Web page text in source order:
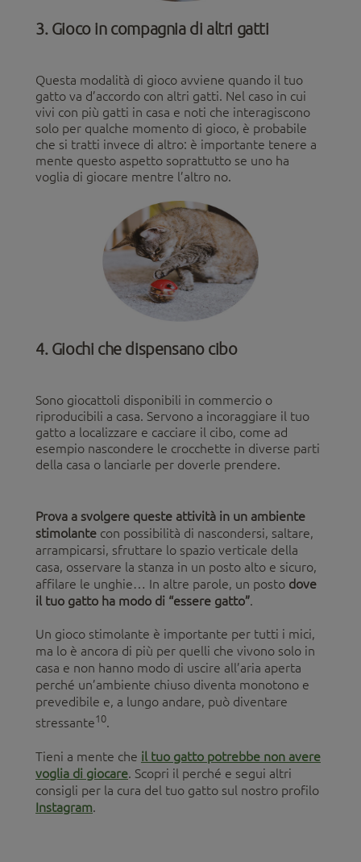
3. Gioco in compagnia di altri gatti
Questa modalità di gioco avviene quando il tuo
gatto va d’accordo con altri gatti. Nel caso in cui
vivi con più gatti in casa e noti che interagiscono
solo per qualche momento di gioco, è probabile
che si tratti invece di altro: è importante tenere a
mente questo aspetto soprattutto se uno ha
voglia di giocare mentre l’altro no.
4. Giochi che dispensano cibo
Sono giocattoli disponibili in commercio o
riproducibili a casa. Servono a incoraggiare il tuo
gatto a localizzare e cacciare il cibo, come ad
esempio nascondere le crocchette in diverse parti
della casa o lanciarle per doverle prendere.
Prova a svolgere queste attività in un ambiente
stimolante con possibilità di nascondersi, saltare,
arrampicarsi, sfruttare lo spazio verticale della
casa, osservare la stanza in un posto alto e sicuro,
affilare le unghie… In altre parole, un posto dove
il tuo gatto ha modo di “essere gatto”.
Un gioco stimolante è importante per tutti i mici,
ma lo è ancora di più per quelli che vivono solo in
casa e non hanno modo di uscire all’aria aperta
perché un’ambiente chiuso diventa monotono e
prevedibile e, a lungo andare, può diventare
stressante10.
Tieni a mente che il tuo gatto potrebbe non avere
voglia di giocare . Scopri il perché e segui altri
consigli per la cura del tuo gatto sul nostro profilo
Instagram